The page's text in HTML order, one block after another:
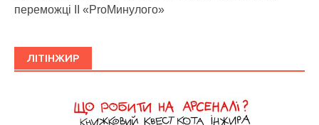
переможці ІІ «ProМинулого»
ЛІТІНЖИР